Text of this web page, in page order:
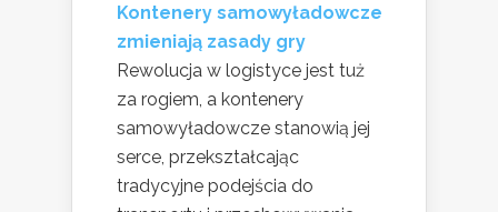
Kontenery samowyładowcze
zmieniają zasady gry
Rewolucja w logistyce jest tuż
za rogiem, a kontenery
samowyładowcze stanowią jej
serce, przekształcając
tradycyjne podejścia do